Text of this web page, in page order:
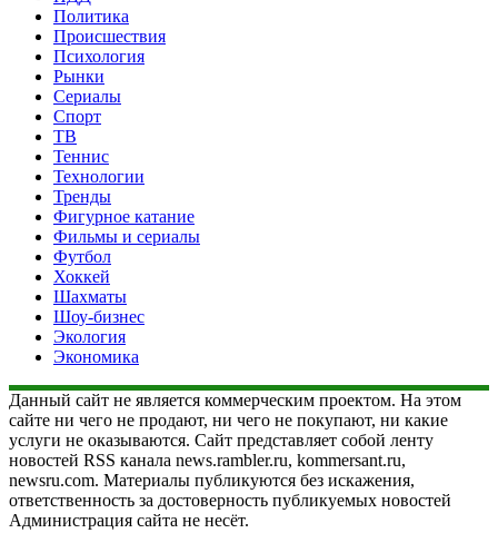
Политика
Происшествия
Психология
Рынки
Сериалы
Спорт
ТВ
Теннис
Технологии
Тренды
Фигурное катание
Фильмы и сериалы
Футбол
Хоккей
Шахматы
Шоу-бизнес
Экология
Экономика
Данный сайт не является коммерческим проектом. На этом
сайте ни чего не продают, ни чего не покупают, ни какие
услуги не оказываются. Сайт представляет собой ленту
новостей RSS канала news.rambler.ru, kommersant.ru,
newsru.com. Материалы публикуются без искажения,
ответственность за достоверность публикуемых новостей
Администрация сайта не несёт.